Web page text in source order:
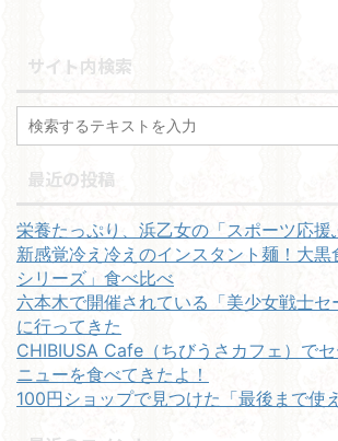
サイト内検索
最近の投稿
栄養たっぷり、浜乙女の「スポーツ応援
新感覚冷え冷えのインスタント麺！大黒
シリーズ」食べ比べ
六本木で開催されている「美少女戦士セ
に行ってきた
CHIBIUSA Cafe（ちびうさカフェ）で
ニューを食べてきたよ！
100円ショップで見つけた「最後まで使